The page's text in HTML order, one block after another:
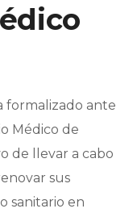
formalizado ante
Médico de
de llevar a cabo
sus
sanitario en